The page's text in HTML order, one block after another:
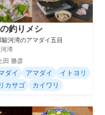
釣りメシ
河湾のアマダイ五目
湾
上田 勝彦
ダイ アマダイ
イトヨリ
カサゴ
カイワリ